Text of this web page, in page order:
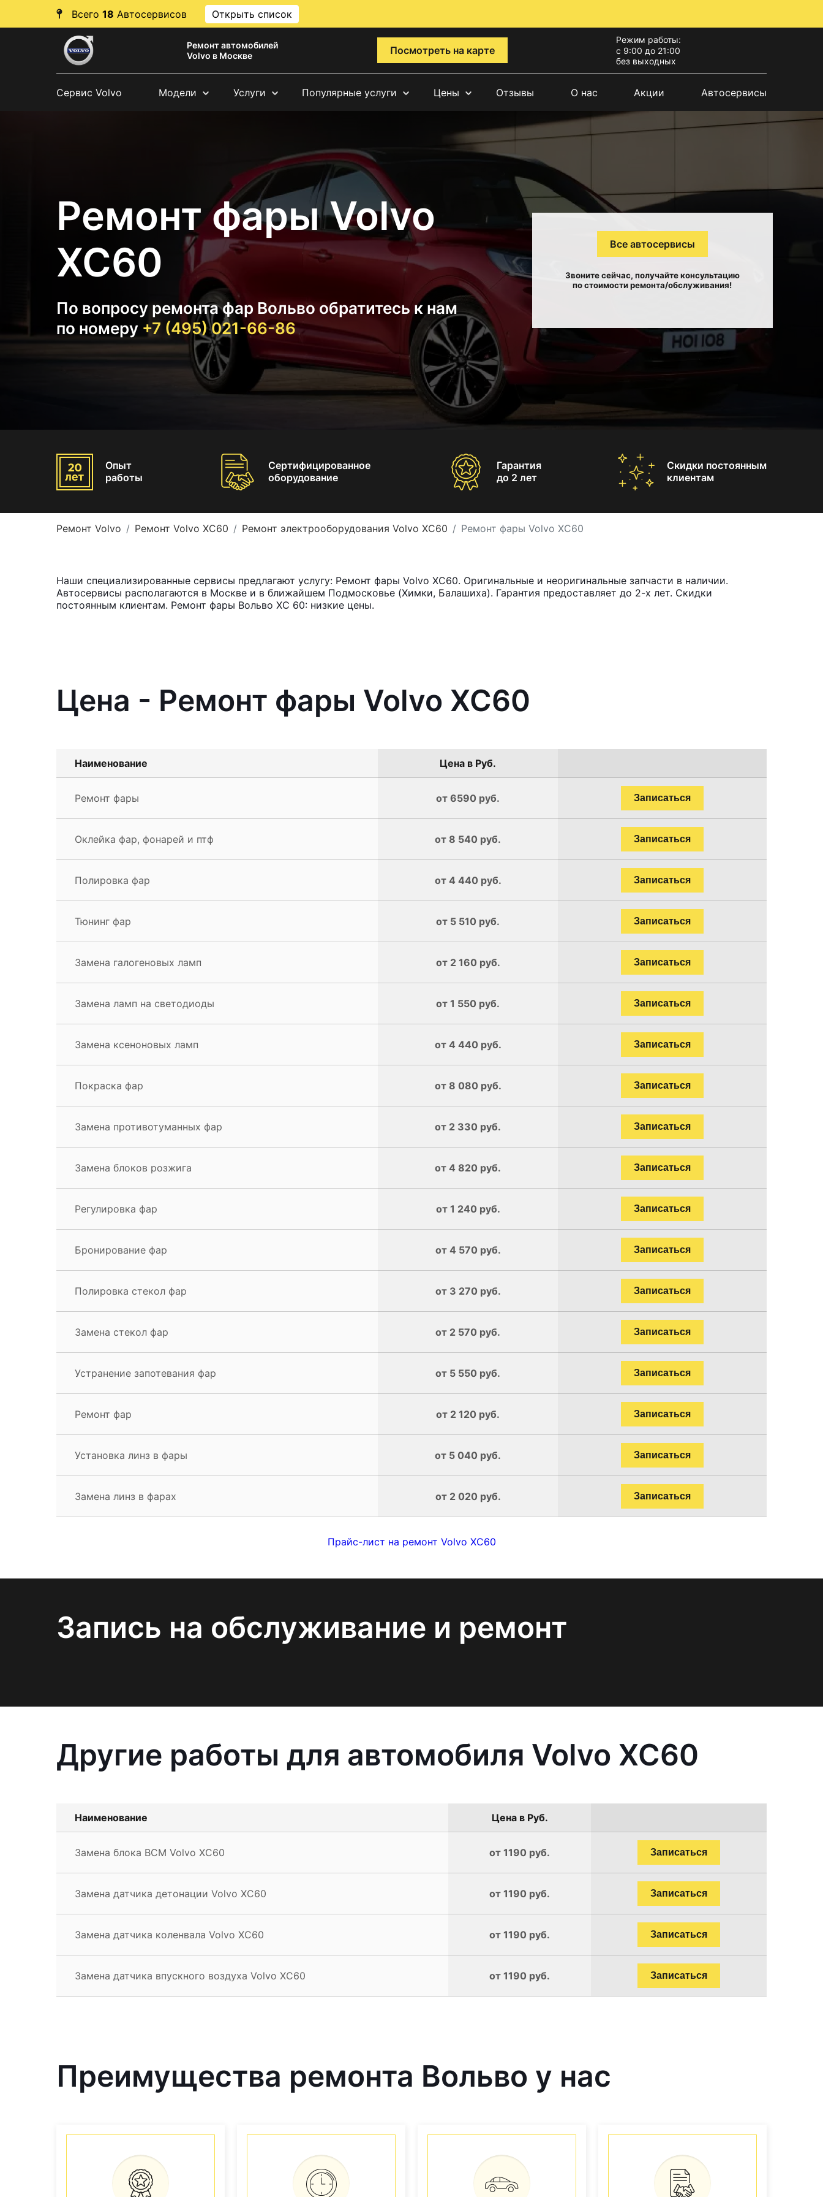
Всего 18 Автосервисов Открыть список
Ремонт автомобилей
Volvo в Москве
Посмотреть на карте
Режим работы:
с 9:00 до 21:00
без выходных
Сервис Volvo Модели Услуги Популярные услуги Цены Отзывы О нас Акции Автосервисы
Ремонт фары Volvo
XC60
По вопросу ремонта фар Вольво обратитесь к нам
по номеру +7 (495) 021-66-86
Все автосервисы
Звоните сейчас, получайте консультацию
по стоимости ремонта/обслуживания!
Опыт
работы
Сертифицированное
оборудование
Гарантия
до 2 лет
Скидки постоянным
клиентам
Ремонт Volvo Ремонт Volvo XC60 Ремонт электрооборудования Volvo XC60 Ремонт фары Volvo XC60
Наши специализированные сервисы предлагают услугу: Ремонт фары Volvo XC60. Оригинальные и неоригинальные запчасти в наличии.
Автосервисы располагаются в Москве и в ближайшем Подмосковье (Химки, Балашиха). Гарантия предоставляет до 2-х лет. Скидки
постоянным клиентам. Ремонт фары Вольво ХС 60: низкие цены.
Цена - Ремонт фары Volvo XC60
Наименование Цена в Руб.
Ремонт фары от 6590 руб. Записаться
Оклейка фар, фонарей и птф от 8 540 руб. Записаться
Полировка фар от 4 440 руб. Записаться
Тюнинг фар от 5 510 руб. Записаться
Замена галогеновых ламп от 2 160 руб. Записаться
Замена ламп на светодиоды от 1 550 руб. Записаться
Замена ксеноновых ламп от 4 440 руб. Записаться
Покраска фар от 8 080 руб. Записаться
Замена противотуманных фар от 2 330 руб. Записаться
Замена блоков розжига от 4 820 руб. Записаться
Регулировка фар от 1 240 руб. Записаться
Бронирование фар от 4 570 руб. Записаться
Полировка стекол фар от 3 270 руб. Записаться
Замена стекол фар от 2 570 руб. Записаться
Устранение запотевания фар от 5 550 руб. Записаться
Ремонт фар от 2 120 руб. Записаться
Установка линз в фары от 5 040 руб. Записаться
Замена линз в фарах от 2 020 руб. Записаться
Прайс-лист на ремонт Volvo XC60
Запись на обслуживание и ремонт
Другие работы для автомобиля Volvo XC60
Наименование Цена в Руб.
Замена блока BCM Volvo XC60 от 1190 руб. Записаться
Замена датчика детонации Volvo XC60 от 1190 руб. Записаться
Замена датчика коленвала Volvo XC60 от 1190 руб. Записаться
Замена датчика впускного воздуха Volvo XC60 от 1190 руб. Записаться
Преимущества ремонта Вольво у нас